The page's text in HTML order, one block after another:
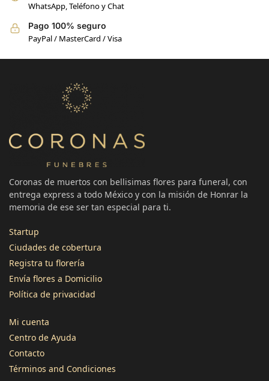
WhatsApp, Teléfono y Chat
Pago 100% seguro
PayPal / MasterCard / Visa
Coronas de muertos con bellisimas flores para funeral, con
entrega express a todo México y con la misión de Honrar la
memoria de ese ser tan especial para ti.
Startup
Ciudades de cobertura
Registra tu florería
Envía flores a Domicilio
Política de privacidad
Mi cuenta
Centro de Ayuda
Contacto
Términos and Condiciones
3496 Reseñas